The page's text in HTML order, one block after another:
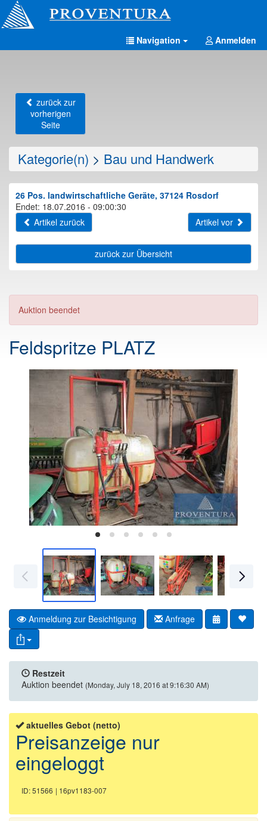
Navigation Anmelden
zurück zur
vorherigen
Seite
Kategorie(n) > Bau und Handwerk
26 Pos. landwirtschaftliche Geräte, 37124 Rosdorf
Endet: 18.07.2016 - 09:00:30
Artikel zurück
Artikel vor
zurück zur Übersicht
Auktion beendet
Feldspritze PLATZ
Anmeldung zur Besichtigung Anfrage
Restzeit
Auktion beendet (Monday, July 18, 2016 at 9:16:30 AM)
aktuelles Gebot (netto)
Preisanzeige nur
eingeloggt
ID: 51566 | 16pv1183-007